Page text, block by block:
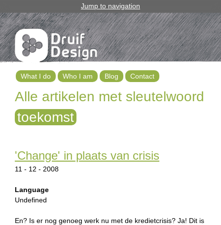
Jump to navigation
Alle artikelen met sleutelwoord
toekomst
'Change' in plaats van crisis
11 - 12 - 2008
Language
Undefined
En? Is er nog genoeg werk nu met de kredietcrisis? Ja! Dit is
M
a
m
n
u
What I do Who I am Blog Contact